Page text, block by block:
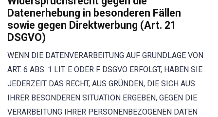
Datenerhebung in besonderen Fällen
sowie gegen Direktwerbung (Art. 21
DSGVO)
WENN DIE DATENVERARBEITUNG AUF GRUNDLAGE VON
ART. 6 ABS. 1 LIT. E ODER F DSGVO ERFOLGT, HABEN SIE
JEDERZEIT DAS RECHT, AUS GRÜNDEN, DIE SICH AUS
IHRER BESONDEREN SITUATION ERGEBEN, GEGEN DIE
VERARBEITUNG IHRER PERSONENBEZOGENEN DATEN